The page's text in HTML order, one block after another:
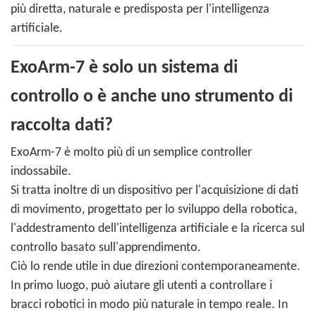
più diretta, naturale e predisposta per l'intelligenza
artificiale.
ExoArm-7 è solo un sistema di
controllo o è anche uno strumento di
raccolta dati?
ExoArm-7 è molto più di un semplice controller
indossabile.
Si tratta inoltre di un dispositivo per l'acquisizione di dati
di movimento, progettato per lo sviluppo della robotica,
l'addestramento dell'intelligenza artificiale e la ricerca sul
controllo basato sull'apprendimento.
Ciò lo rende utile in due direzioni contemporaneamente.
In primo luogo, può aiutare gli utenti a controllare i
bracci robotici in modo più naturale in tempo reale. In